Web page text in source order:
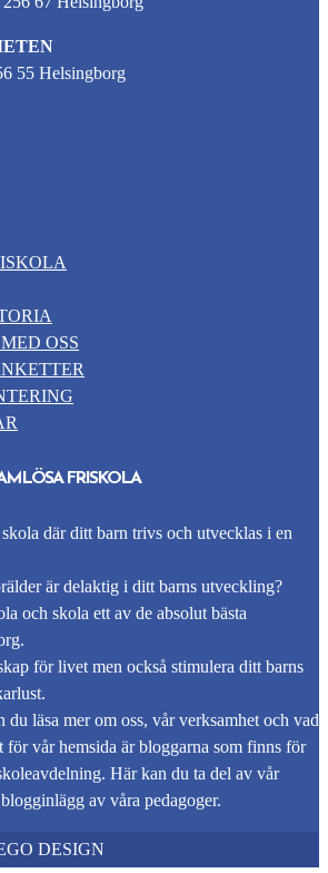
55 Helsingborg
OSS
FRISKOLA
där ditt barn trivs och utvecklas i en
är delaktig i ditt barns utveckling?
och skola ett av de absolut bästa
för livet men också stimulera ditt barns
du läsa mer om oss, vår verksamhet och vad
vår hemsida är bloggarna som finns för
Här kan du ta del av vår
av våra pedagoger.
DESIGN